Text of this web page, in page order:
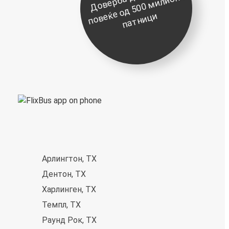
д
о
е
ќ
и
и
Арлингтон, TX
Дентон, TX
Харлинген, TX
Темпл, TX
Раунд Рок, TX